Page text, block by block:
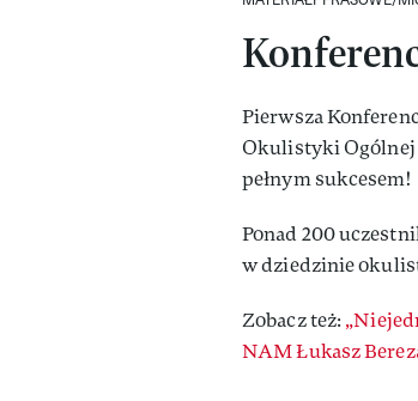
Pierwsza
Okulistyki Ogólnej
pełnym sukcesem!
Ponad 200
w dziedzinie
Zobacz też:
NAM Łukasz